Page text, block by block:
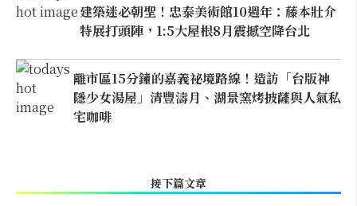
建築迷必朝聖！忠泰美術館10週年：藤本壯介
特展打頭陣，1:5大屋根8月震撼空降台北
離市區15分鐘的嘉義祕境路線！造訪「台版神
隱少女湯屋」清豐濤月、湖景窯烤披薩與人氣私
宅咖啡
接下篇文章